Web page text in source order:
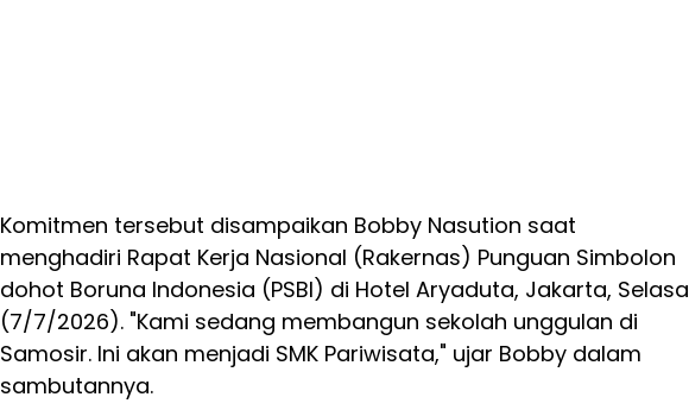
Komitmen tersebut disampaikan Bobby Nasution saat
menghadiri Rapat Kerja Nasional (Rakernas) Punguan Simbolon
dohot Boruna Indonesia (PSBI) di Hotel Aryaduta, Jakarta, Selasa
(7/7/2026). "Kami sedang membangun sekolah unggulan di
Samosir. Ini akan menjadi SMK Pariwisata," ujar Bobby dalam
sambutannya.